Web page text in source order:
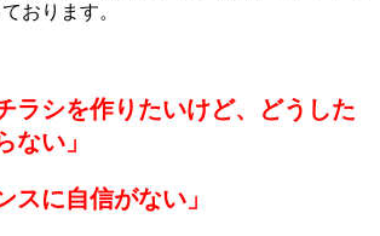
おります。
ラシを作りたいけど、どうした
ない」
スに自信がない」